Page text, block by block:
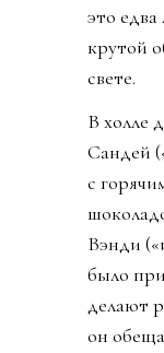
это
крутой
свете.
В холле
Сандей
с
Вэнди
было
делают
он